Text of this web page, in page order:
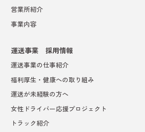
営業所紹介
事業内容
運送事業 採用情報
運送事業の仕事紹介
福利厚生・健康への取り組み
運送が未経験の方へ
女性ドライバー応援プロジェクト
トラック紹介